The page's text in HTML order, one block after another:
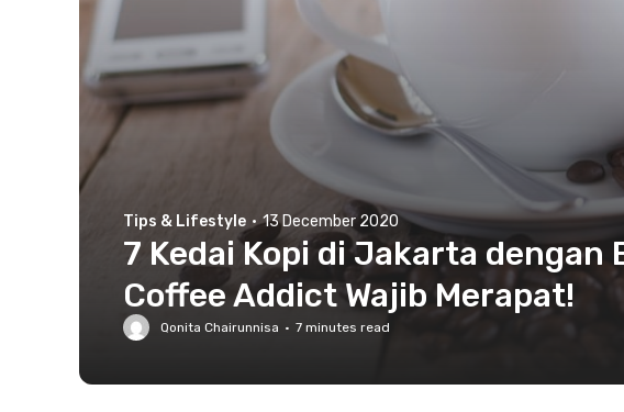
Tips & Lifestyle · 13 December 2020
7 Kedai Kopi di Jakarta dengan
Coffee Addict Wajib Merapat!
Qonita Chairunnisa · 7 minutes read